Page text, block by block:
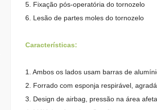
5. Fixação pós-operatória do tornozelo
6. Lesão de partes moles do tornozelo
Características:
1. Ambos os lados usam barras de
2. Forrado com esponja respirável,
3. Design de airbag, pressão na área